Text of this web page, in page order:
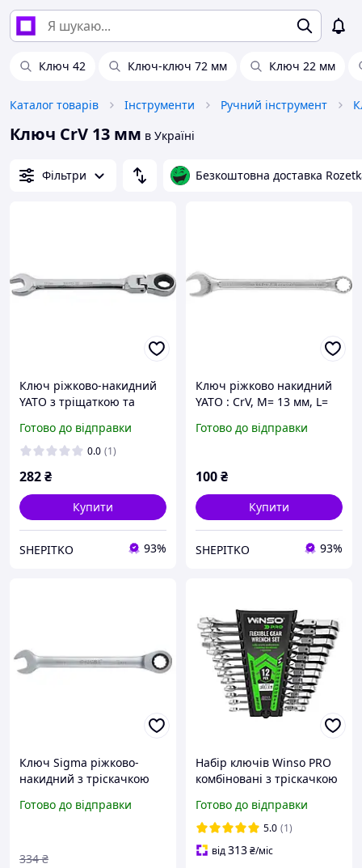
Ключ 42 Ключ-ключ 72 мм Ключ 22 мм
Каталог товарів Інструменти Ручний інструмент
Ключ CrV 13 мм в Україні
Фільтри Безкоштовна доставка
Ключ ріжково-накидний
YATO з тріщаткою та
L= 180 мм YT-1679
Готово до відправки
0.0 (1)
282₴
Купити
SHEPITKO 93%
Ключ ріжково накидний
YATO : CrV, М= 13 мм, L=
Готово до відправки
100₴
Купити
SHEPITKO 93%
Ключ Sigma ріжково-
накидний з тріскачкою
buzyna
Готово до відправки
334 ₴
Набір ключів Winso PRO
комбіновані з тріскачкою
8-9-10-12-13-14-16-17-18-
19 мм)
Готово до відправки
5.0 (1)
від313₴/міс